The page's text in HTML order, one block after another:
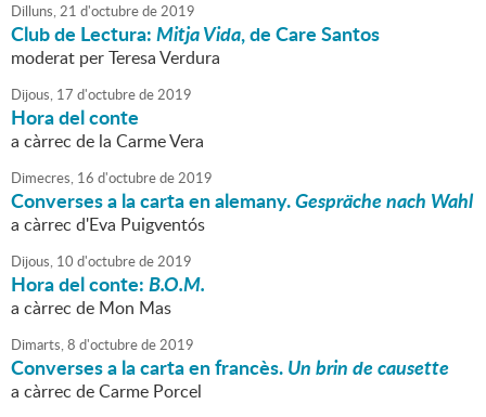
Dilluns,21 d'octubrede2019
Club de Lectura:Mitja Vida, de Care Santos
moderat per Teresa Verdura
Dijous, 17 d'octubrede2019
Hora del conte
a càrrec de la Carme Vera
Dimecres, 16 d'octubrede2019
Converses a la carta en alemany.Gespräche nach Wahl
a càrrec d'Eva Puigventós
Dijous, 10 d'octubrede2019
Hora del conte:B.O.M.
a càrrec de Mon Mas
Dimarts,8 d'octubrede2019
Converses a la carta en francès.Un brin de causette
a càrrec de Carme Porcel